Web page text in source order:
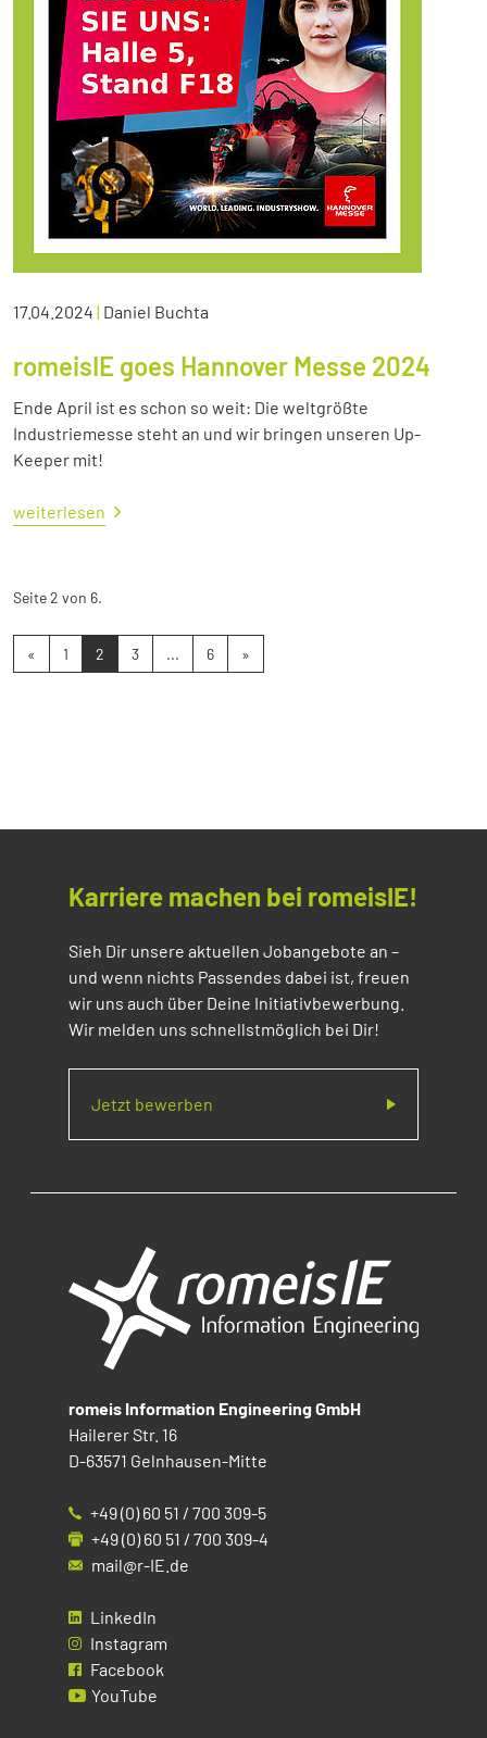
17.04.2024 | Daniel Buchta
romeisIE goes Hannover Messe 2024
Ende April ist es schon so weit: Die weltgrößte
Industriemesse steht an und wir bringen unseren Up-
Keeper mit!
weiterlesen
Seite 2 von 6.
« 1 2 3 ... 6 »
Karriere machen bei romeisIE!
Sieh Dir unsere aktuellen Jobangebote an –
und wenn nichts Passendes dabei ist, freuen
wir uns auch über Deine Initiativbewerbung.
Wir melden uns schnellstmöglich bei Dir!
Jetzt bewerben
romeis Information Engineering GmbH
Hailerer Str. 16
D-63571 Gelnhausen-Mitte
+49 (0) 60 51 / 700 309-5
+49 (0) 60 51 / 700 309-4
mail@r-IE.de
LinkedIn
Instagram
Facebook
YouTube